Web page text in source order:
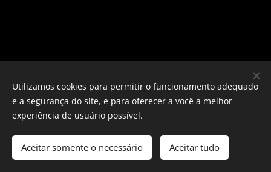
Webnode
Utilizamos cookies para permitir o funcionamento adequado
e a segurança do site, e para oferecer a você a melhor
experiência de usuário possível.
Aceitar somente o necessário Aceitar tudo